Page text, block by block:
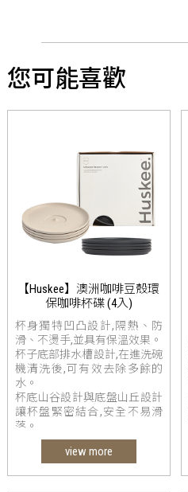
您可能喜歡
【Huskee】澳洲咖啡豆殼環
保咖啡杯碟 (4入)
杯身獨特凹凸設計,隔熱、防
滑、不燙手,並具有保溫效果。
杯子底部排水槽設計,在進洗碗
機清洗後,可有效去除多餘的
水。
杯底山谷設計與底盤山丘設計
讓杯盤緊密結合,安全不易滑
落。
view more